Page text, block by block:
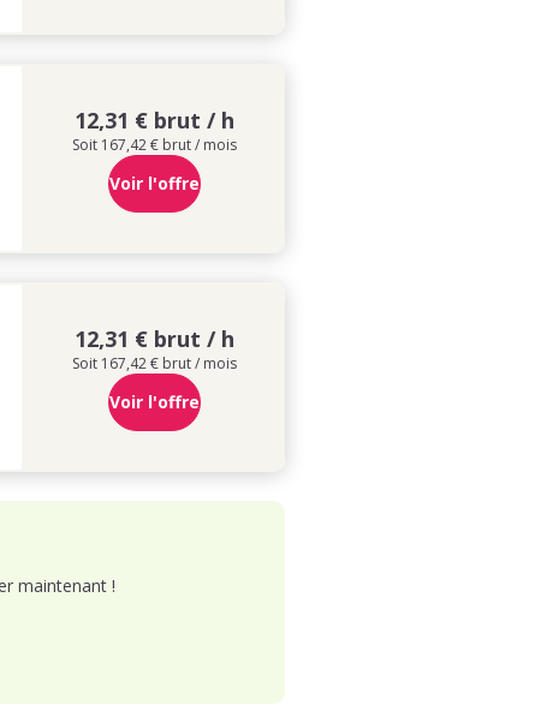
12,31 € brut / h
Soit 167,42 € brut / mois
Voir l'offre
12,31 € brut / h
Soit 167,42 € brut / mois
Voir l'offre
maintenant !